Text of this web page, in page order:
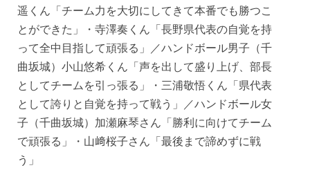
遥くん「チーム力を大切にしてきて本番でも勝つこ
とができた」・寺澤奏くん「長野県代表の自覚を持
って全中目指して頑張る」／ハンドボール男子（千
曲坂城）小山悠希くん「声を出して盛り上げ、部長
としてチームを引っ張る」・三浦敬悟くん「県代表
として誇りと自覚を持って戦う」／ハンドボール女
子（千曲坂城）加瀬麻琴さん「勝利に向けてチーム
で頑張る」・山﨑桜子さん「最後まで諦めずに戦
う」